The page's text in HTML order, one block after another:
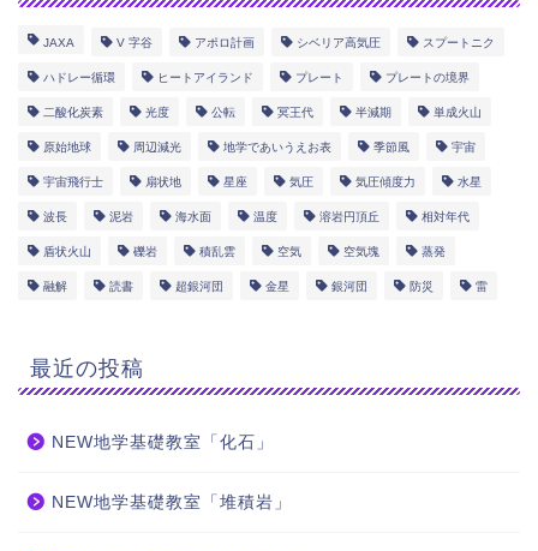
JAXA V 字谷 アポロ計画 シベリア高気圧 スプートニク
ハドレー循環 ヒートアイランド プレート プレートの境界
二酸化炭素 光度 公転 冥王代 半減期 単成火山
原始地球 周辺減光 地学であいうえお表 季節風 宇宙
宇宙飛行士 扇状地 星座 気圧 気圧傾度力 水星
波長 泥岩 海水面 温度 溶岩円頂丘 相対年代
盾状火山 礫岩 積乱雲 空気 空気塊 蒸発
融解 読書 超銀河団 金星 銀河団 防災 雷
最近の投稿
NEW地学基礎教室「化石」
NEW地学基礎教室「堆積岩」